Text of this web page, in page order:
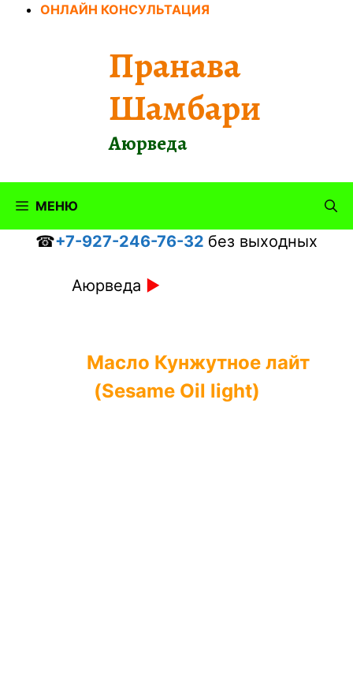
ПерейтиОНЛАЙН КОНСУЛЬТАЦИЯ
Пранава
Шамбари
Аюрведа
МЕНЮ
☎+7-927-246-76-32 без выходных
Аюрведа ►
Масло Кунжутное лайт
(Sesame Oil light)